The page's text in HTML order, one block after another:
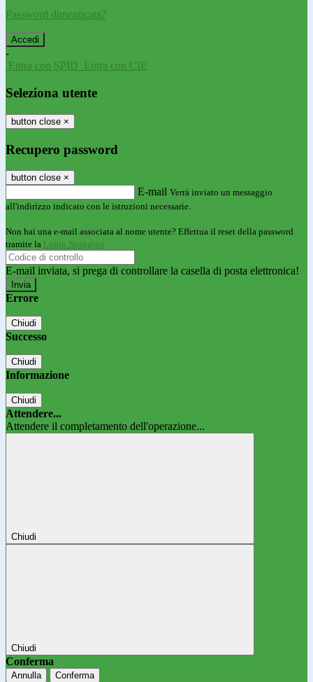
Password dimenticata?
-
Entra con SPID Entra con CIE
Seleziona utente
button close ×
Recupero password
button close ×
E-mail Verrà inviato un messaggio
all'indirizzo indicato con le istruzioni necessarie.
Non hai una e-mail associata al nome utente? Effettua il reset della password
tramite la Login Spaggiari
E-mail inviata, si prega di controllare la casella di posta elettronica!
Errore
Chiudi
Successo
Chiudi
Informazione
Chiudi
Attendere...
Attendere il completamento dell'operazione...
Chiudi
Chiudi
Conferma
Annulla Conferma